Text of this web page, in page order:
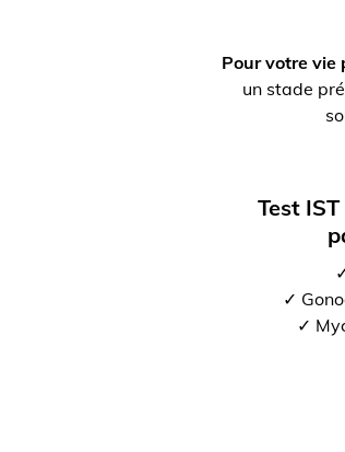
Pour votre vie
un stade
Test
✓
✓